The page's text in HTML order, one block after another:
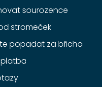
sourozence
stromeček
popadat za břicho